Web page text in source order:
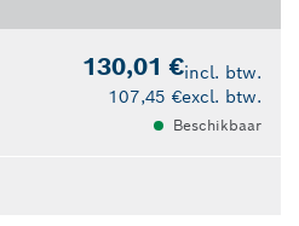
130,01 €incl. btw.
107,45 €excl. btw.
Beschikbaar